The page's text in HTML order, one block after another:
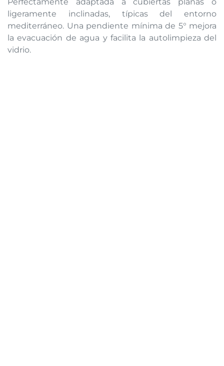
ligeramente inclinadas, típicas del entorno
mediterráneo. Una pendiente mínima de 5° mejora
la evacuación de agua y facilita la autolimpieza del
vidrio.